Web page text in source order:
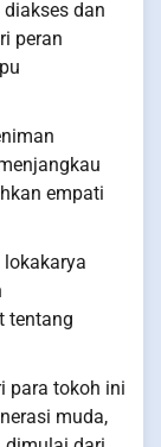
dan
peran
empati
tentang
para tokoh ini
muda,